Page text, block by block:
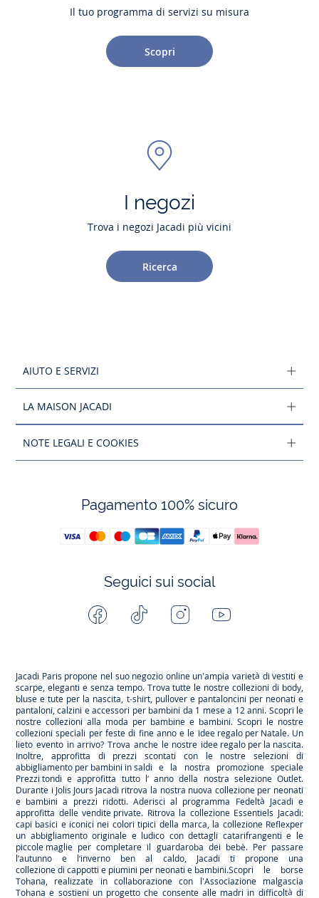
Il tuo programma di servizi su misura
Scopri
I negozi
Trova i negozi Jacadi più vicini
Ricerca
AIUTO E SERVIZI
LA MAISON JACADI
NOTE LEGALI E COOKIES
Pagamento 100% sicuro
Seguici sui social
Facebook Tiktok InstagramYoutube
Jacadi Paris propone nel suo negozio online un'ampia varietà di vestiti e
scarpe, eleganti e senza tempo. Trova tutte le nostre collezioni di body,
bluse e tute per la nascita, t-shirt, pullover e pantaloncini per neonati e
pantaloni, calzini e accessori per bambini da 1 mese a 12 anni. Scopri le
nostre collezioni alla moda per bambine e bambini. Scopri le nostre
collezioni speciali per feste di fine anno e le idee regalo per Natale. Un
lieto evento in arrivo? Trova anche le nostre idee regalo per la nascita.
Inoltre, approfitta di prezzi scontati con le nostre selezioni di
abbigliamento per bambini in saldi e la nostra promozione speciale
Prezzi tondi e approfitta tutto l’ anno della nostra selezione Outlet.
Durante i Jolis Jours Jacadi ritrova la nostra nuova collezione per neonati
e bambini a prezzi ridotti. Aderisci al programma Fedeltà Jacadi e
approfitta dellevendite private. Ritrova la collezione Essentiels Jacadi:
capi basici e iconici nei colori tipici della marca, la collezione Reflexper
un abbigliamento originale e ludico con dettagli catarifrangenti e le
piccole maglie per completare il guardaroba dei bebè. Per passare
l’autunno e l’inverno ben al caldo, Jacadi ti propone una
collezione di cappotti e piumini per neonati e bambini.Scopri le borse
Tohana, realizzate in collaborazione con l'Associazione malgascia
Tohana e sostieni un progetto che consente alle madri in difficoltà di